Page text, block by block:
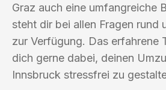
Graz auch eine umfangreiche
steht dir bei allen Fragen rund
zur Verfügung. Das erfahrene
dich gerne dabei, deinen
Innsbruck stressfrei zu